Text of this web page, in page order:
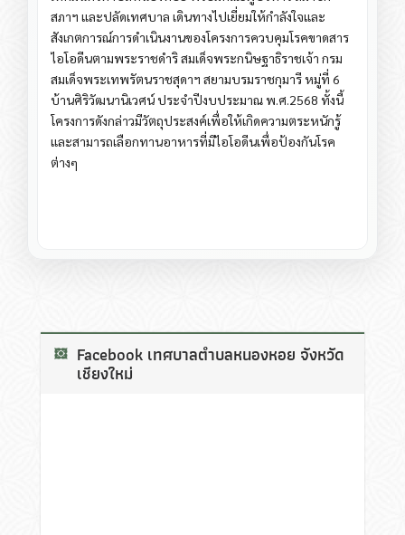
สภาฯ และปลัดเทศบาล เดินทางไปเยี่ยมให้กำลังใจและ
สังเกตการณ์การดำเนินงานของโครงการควบคุมโรคขาดสาร
ไอโอดีนตามพระราชดำริ สมเด็จพระกนิษฐาธิราชเจ้า กรม
สมเด็จพระเทพรัตนราชสุดาฯ สยามบรมราชกุมารี หมู่ที่ 6
บ้านศิริวัฒนานิเวศน์ ประจำปีงบประมาณ พ.ศ.2568 ทั้งนี้
โครงการดังกล่าวมีวัตถุประสงค์เพื่อให้เกิดความตระหนักรู้
และสามารถเลือกทานอาหารที่มีไอโอดีนเพื่อป้องกันโรค
ต่างๆ
Facebook เทศบาลตำบลหนองหอย จังหวัด
เชียงใหม่